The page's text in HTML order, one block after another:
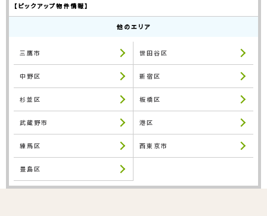
【ピックアップ物件情報】
他のエリア
三鷹市 世田谷区
中野区 新宿区
杉並区 板橋区
武蔵野市 港区
練馬区 西東京市
豊島区